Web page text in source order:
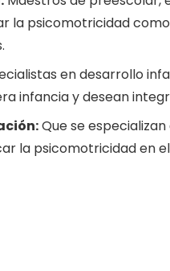
la psicomotricidad
en desarrollo
infancia y desean
Que se
la psicomotricidad en